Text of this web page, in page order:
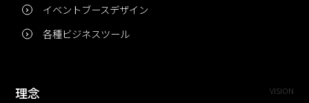
イベントブースデザイン
各種ビジネスツール
理念 VISION